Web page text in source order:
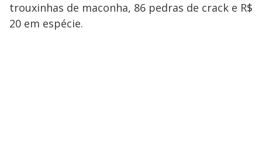
trouxinhas de maconha, 86 pedras de crack e R$
20 em espécie.